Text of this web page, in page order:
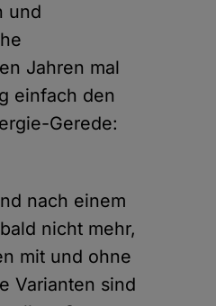
und
Jahren mal
einfach den
Gerede:
nach einem
nicht mehr,
mit und ohne
Varianten sind